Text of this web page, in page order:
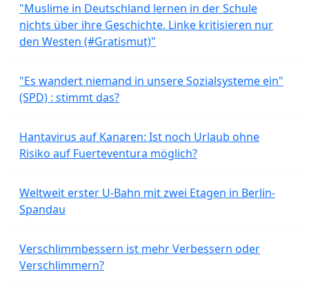
"Muslime in Deutschland lernen in der Schule
nichts über ihre Geschichte. Linke kritisieren nur
den Westen (#Gratismut)"
"Es wandert niemand in unsere Sozialsysteme ein"
(SPD) : stimmt das?
Hantavirus auf Kanaren: Ist noch Urlaub ohne
Risiko auf Fuerteventura möglich?
Weltweit erster U-Bahn mit zwei Etagen in Berlin-
Spandau
Verschlimmbessern ist mehr Verbessern oder
Verschlimmern?